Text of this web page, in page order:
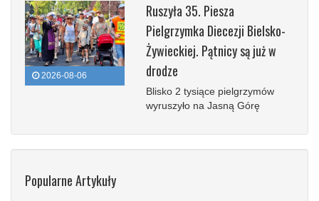
2026-08-06
Ruszyła 35. Piesza
Pielgrzymka Diecezji Bielsko-
Żywieckiej. Pątnicy są już w
drodze
Blisko 2 tysiące pielgrzymów
wyruszyło na Jasną Górę
Popularne Artykuły